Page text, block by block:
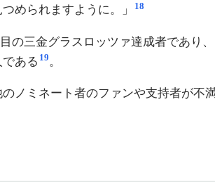
められますように。」
18
の三金グラスロッツァ達成者であり
ある 19。
ノミネート者のファンや支持者が不